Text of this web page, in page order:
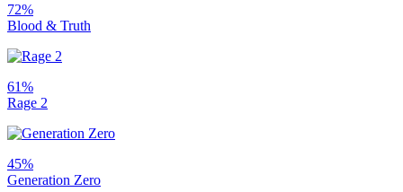
72%
Blood & Truth
61%
Rage 2
45%
Generation Zero